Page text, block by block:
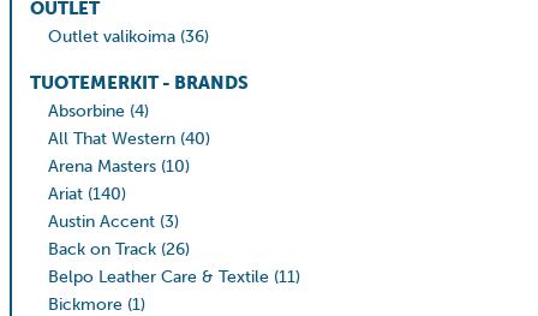
OUTLET
Outlet valikoima (36)
TUOTEMERKIT - BRANDS
Absorbine (4)
All That Western (40)
Arena Masters (10)
Ariat (140)
Austin Accent (3)
Back on Track (26)
Belpo Leather Care & Textile (11)
Bickmore (1)